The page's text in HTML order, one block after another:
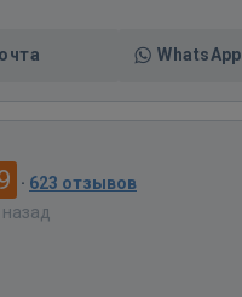
WhatsApp
· 623 отзывов